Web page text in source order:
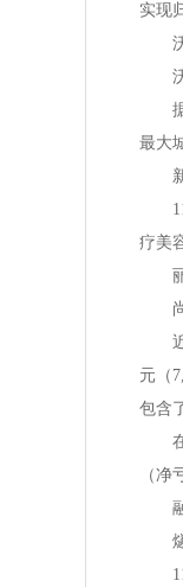
实现
沃
沃
据
最大
新
11
疗美
丽
尚
近
元（
包含
在
（净
融
燧
11